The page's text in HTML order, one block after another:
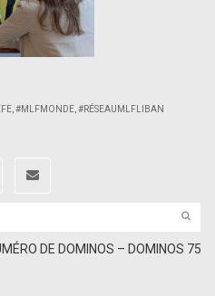
#MLFMONDE #RÉSEAUMLFLIBAN
DE DOMINOS – DOMINOS 75